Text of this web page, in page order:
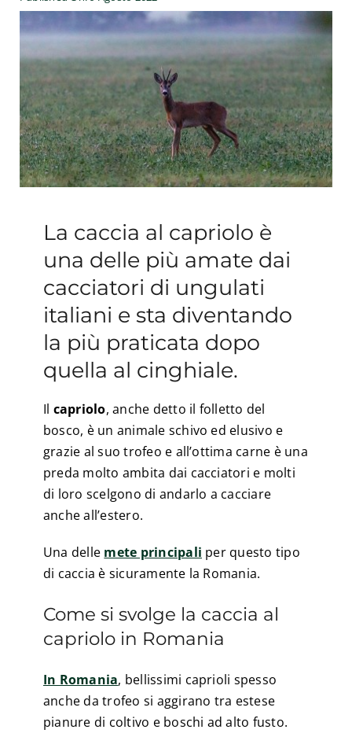
Esperienze
#We Fish
Blog
Preventivo online
La caccia al capriolo è
una delle più amate dai
cacciatori di ungulati
italiani e sta diventando
la più praticata dopo
quella al cinghiale.
Il capriolo, anche detto il folletto del
bosco, è un animale schivo ed elusivo e
grazie al suo trofeo e all’ottima carne è una
preda molto ambita dai cacciatori e molti
di loro scelgono di andarlo a cacciare
anche all’estero.
Una delle mete principali per questo tipo
di caccia è sicuramente la Romania.
Come si svolge la caccia al
capriolo in Romania
In Romania, bellissimi caprioli spesso
anche da trofeo si aggirano tra estese
pianure di coltivo e boschi ad alto fusto.